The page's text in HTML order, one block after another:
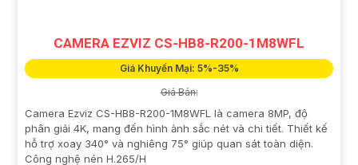
CAMERA EZVIZ CS-HB8-R200-1M8WFL
Giá Khuyến Mại: 5%-35%
Giá Bán:
Camera Ezviz CS-HB8-R200-1M8WFL là camera 8MP, độ
phân giải 4K, mang đến hình ảnh sắc nét và chi tiết. Thiết kế
hỗ trợ xoay 340° và nghiêng 75° giúp quan sát toàn diện.
Công nghệ nén H.265/H